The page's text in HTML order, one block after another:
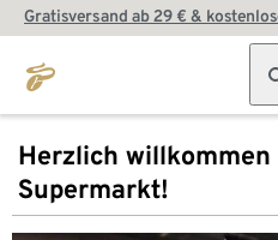
Gratisversand ab 29 € &
Herzlich willkommen
Supermarkt!